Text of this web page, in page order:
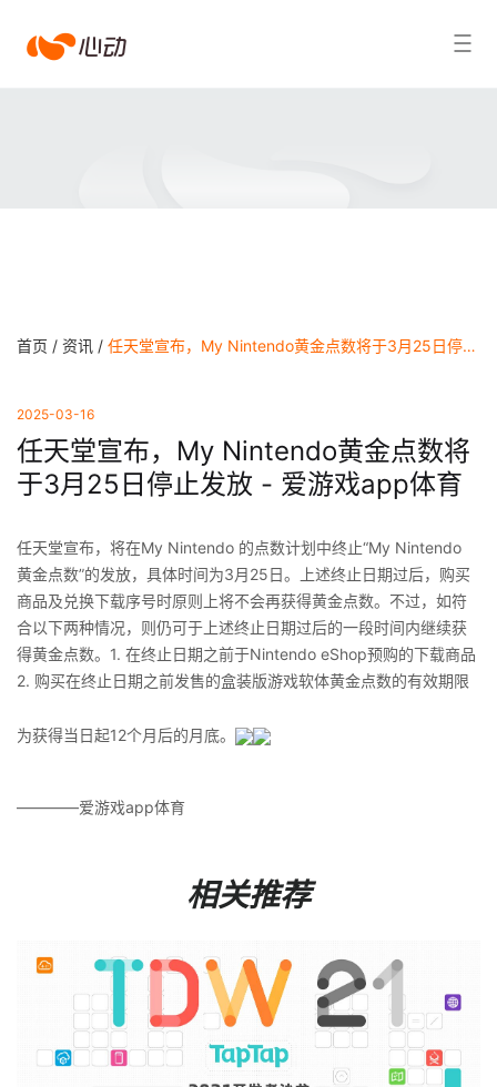
爱搜索结果
首页 / 资讯 / 任天堂宣布，My Nintendo黄金点数将于3月25日停止发放 - 爱游戏app体育
2025-03-16
任天堂宣布，My Nintendo黄金点数将
于3月25日停止发放 - 爱游戏app体育
任天堂宣布，将在My Nintendo 的点数计划中终止“My Nintendo
黄金点数”的发放，具体时间为3月25日。上述终止日期过后，购买
商品及兑换下载序号时原则上将不会再获得黄金点数。不过，如符
合以下两种情况，则仍可于上述终止日期过后的一段时间内继续获
得黄金点数。1. 在终止日期之前于Nintendo eShop预购的下载商品
2. 购买在终止日期之前发售的盒装版游戏软体黄金点数的有效期限
为获得当日起12个月后的月底。
————爱游戏app体育
相关推荐